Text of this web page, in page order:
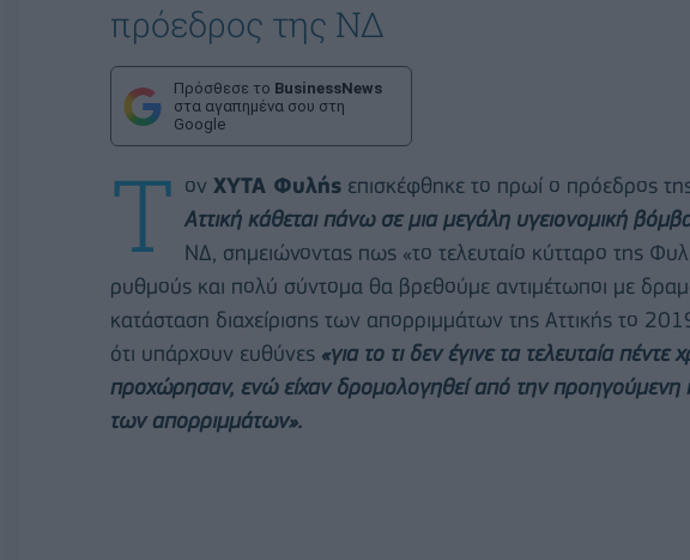
πρόεδρος της ΝΔ
Πρόσθεσε το BusinessNews
στα αγαπημένα σου στη
Google
Τ ον ΧΥΤΑ Φυλής επισκέφθηκε το πρωί ο πρόεδρος
Αττική κάθεται πάνω σε μια μεγάλη υγειονομική
ΝΔ, σημειώνοντας πως «το τελευταίο κύτταρο της
ρυθμούς και πολύ σύντομα θα βρεθούμε αντιμέτωποι με
κατάσταση διαχείρισης των απορριμμάτων της Αττικής το
ότι υπάρχουν ευθύνες «για το τι δεν έγινε τα τελευταία
προχώρησαν, ενώ είχαν δρομολογηθεί από την
των απορριμμάτων».